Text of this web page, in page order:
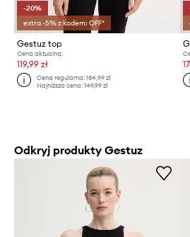
-20%
extra -5% z kodem: OFF*
Gestuz top
Cena aktualna:
119,99 zł
Cena regularna:184,99 zł
Najniższa cena:149,99 zł
Odkryj produkty Gestuz